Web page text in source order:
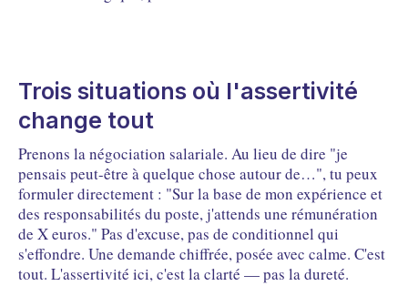
Trois situations où l'assertivité
change tout
Prenons la négociation salariale. Au lieu de dire "je
pensais peut-être à quelque chose autour de…", tu peux
formuler directement : "Sur la base de mon expérience et
des responsabilités du poste, j'attends une rémunération
de X euros." Pas d'excuse, pas de conditionnel qui
s'effondre. Une demande chiffrée, posée avec calme. C'est
tout. L'assertivité ici, c'est la clarté — pas la dureté.